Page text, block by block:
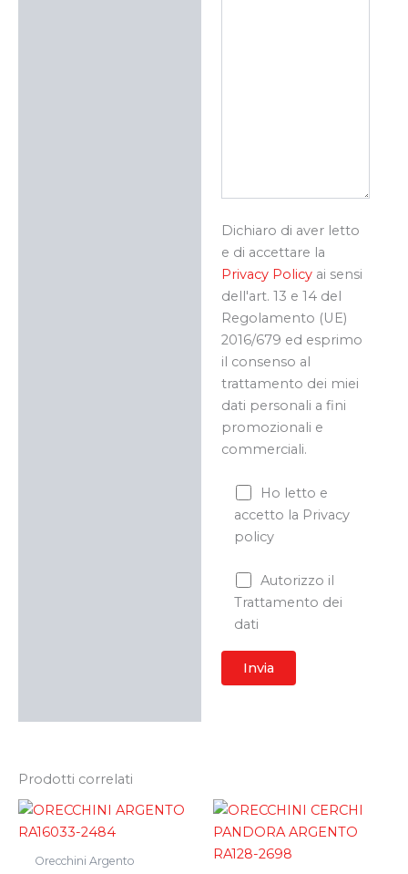
Dichiaro di aver letto
e di accettare la
Privacy Policyai sensi
dell'art. 13 e 14 del
Regolamento (UE)
2016/679 ed esprimo
il consenso al
trattamento dei miei
dati personali a fini
promozionali e
commerciali.
Ho letto e
accetto la Privacy
policy
Autorizzo il
Trattamento dei
dati
Prodotti correlati
Orecchini Argento